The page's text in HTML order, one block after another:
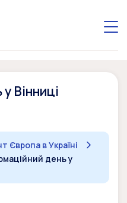
Вінниці
Європа в Україні
день у